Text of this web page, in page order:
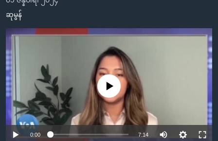
သို့
ကျော်
ကြည့်
ပင်မ
အ
ညွန်း
စာမျက်နှာ
ကျော်
ကြည့်
အစ္စရေး-ပါလက်စတိုင်း
အင်္ဂလိပ်စာလေ့လာမယ်
သုတပဒေသာ အင်္ဂလိပ်စာ
ရေဒီယို/တီဗွီအစီအစဉ်
Learning English
ဗွီအိုအေ လူမှုကွန်ယက်များ
ဆုမွန်
No media source currently available
0:00 7:14